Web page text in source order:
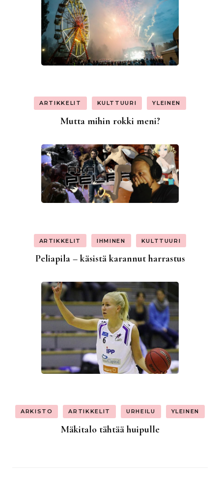
ARTIKKELIT KULTTUURI YLEINEN
Mutta mihin rokki meni?
ARTIKKELIT IHMINEN KULTTUURI
Peliapila – käsistä karannut harrastus
ARKISTO ARTIKKELIT URHEILU YLEINEN
Mäkitalo tähtää huipulle